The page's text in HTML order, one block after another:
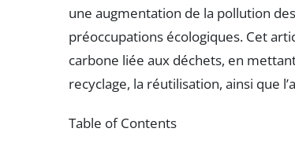
une augmentation de la pollution
préoccupations écologiques. Cet
carbone liée aux déchets, en
recyclage, la réutilisation, ainsi que
Table of Contents